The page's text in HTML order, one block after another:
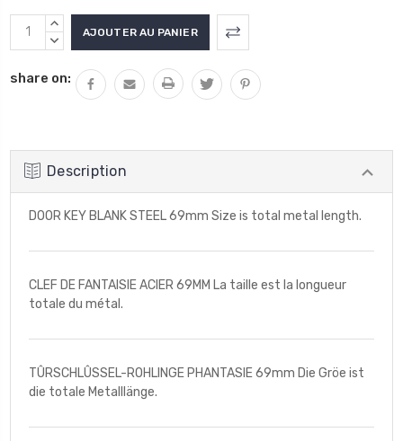
AUGMENTER
LA
:
DIMINUER
QUANTITÉ
share on:
Description
DOOR KEY BLANK STEEL 69mm Size is total metal length.
CLEF DE FANTAISIE ACIER 69MM La taille est la longueur
totale du métal.
TÛRSCHLÛSSEL-ROHLINGE PHANTASIE 69mm Die Gröe ist
die totale Metalllänge.